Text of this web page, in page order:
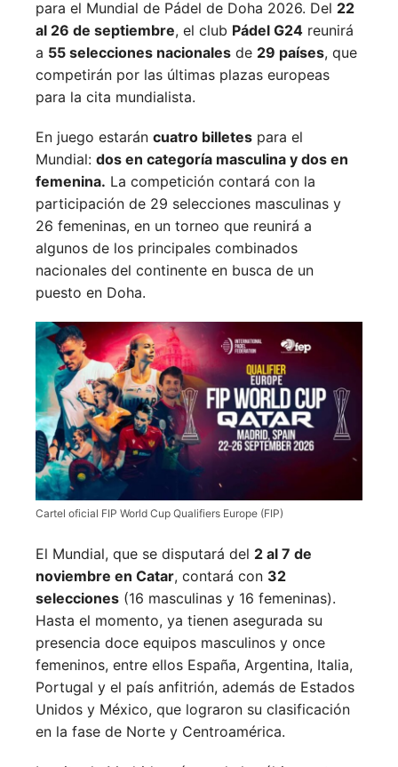
para el Mundial de Pádel de Doha 2026. Del 22
al 26 de septiembre, el club Pádel G24 reunirá
a 55 selecciones nacionales de 29 países, que
competirán por las últimas plazas europeas
para la cita mundialista.
En juego estarán cuatro billetes para el
Mundial: dos en categoría masculina y dos en
femenina. La competición contará con la
participación de 29 selecciones masculinas y
26 femeninas, en un torneo que reunirá a
algunos de los principales combinados
nacionales del continente en busca de un
puesto en Doha.
Cartel oficial FIP World Cup Qualifiers Europe (FIP)
El Mundial, que se disputará del 2 al 7 de
noviembre en Catar, contará con 32
selecciones (16 masculinas y 16 femeninas).
Hasta el momento, ya tienen asegurada su
presencia doce equipos masculinos y once
femeninos, entre ellos España, Argentina, Italia,
Portugal y el país anfitrión, además de Estados
Unidos y México, que lograron su clasificación
en la fase de Norte y Centroamérica.